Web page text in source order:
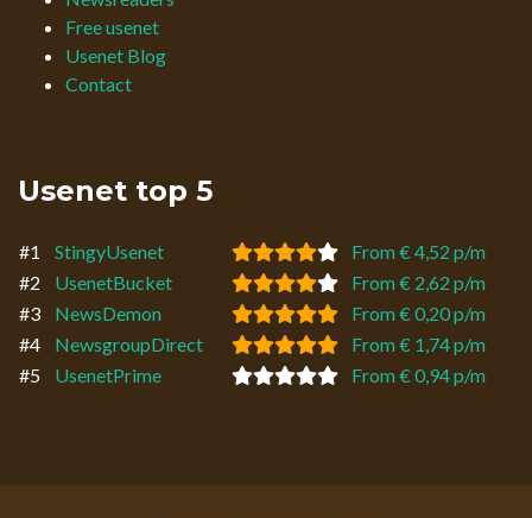
Free usenet
Usenet Blog
Contact
Usenet top 5
#1 StingyUsenet
From € 4,52 p/m
#2
UsenetBucket
From € 2,62 p/m
#3
NewsDemon
From € 0,20 p/m
#4
NewsgroupDirect
From € 1,74 p/m
#5
UsenetPrime From € 0,94 p/m